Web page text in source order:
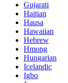
Gujarati
Haitian
Hausa
Hawaiian
Hebrew
Hmong
Hungarian
Icelandic
Igbo